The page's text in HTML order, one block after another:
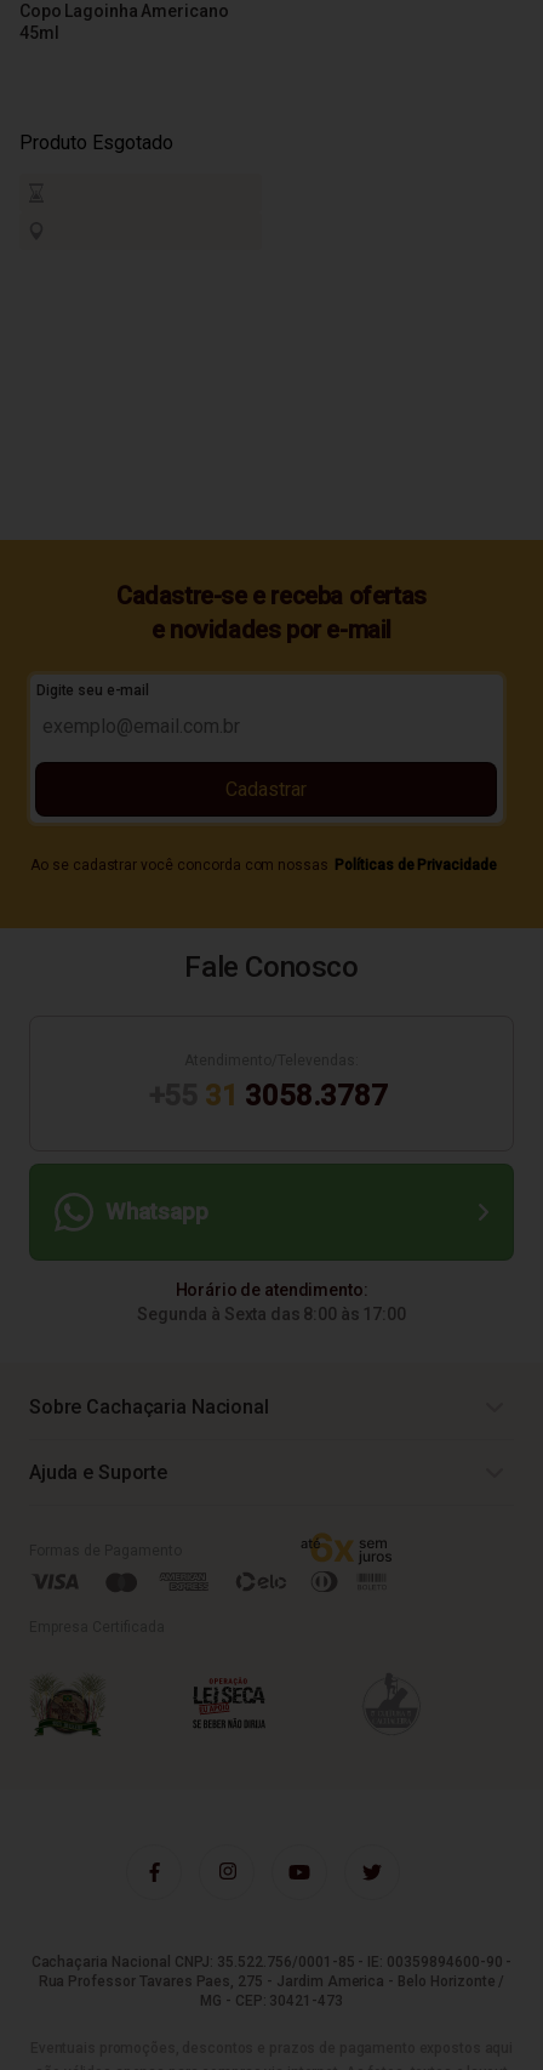
Copo Lagoinha Americano
45ml
Produto Esgotado
Cadastre-se e receba ofertas
e novidades por e-mail
Digite seu e-mail
Ao se cadastrar você concorda com nossas Políticas de Privacidade
Cadastrar
Fale Conosco
31 3058.3787
Whatsapp
Horário de atendimento:
Segunda à Sexta das 8:00 às 17:00
Sobre Cachaçaria Nacional
Ajuda e Suporte
Cachaçaria Nacional CNPJ: 35.522.756/0001-85 - IE: 00359894600-90 -
Rua Professor Tavares Paes, 275 - Jardim America - Belo Horizonte /
MG - CEP: 30421-473